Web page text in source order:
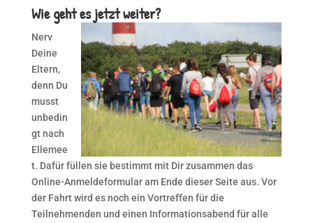
Wie geht es jetzt weiter?
Nerv
Deine
Eltern,
denn Du
musst
unbedin
gt nach
Ellemee
t. Dafür füllen sie bestimmt mit Dir zusammen das
Online-Anmeldeformular am Ende dieser Seite aus. Vor
der Fahrt wird es noch ein Vortreffen für die
Teilnehmenden und einen Informationsabend für alle